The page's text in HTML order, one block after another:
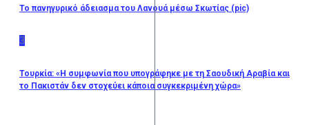
Το πανηγυρικό άδειασμα του Λανουά μέσω Σκωτίας (pic)
3
Τουρκία: «Η συμφωνία που υπογράφηκε με τη Σαουδική Αραβία και
το Πακιστάν δεν στοχεύει κάποια συγκεκριμένη χώρα»